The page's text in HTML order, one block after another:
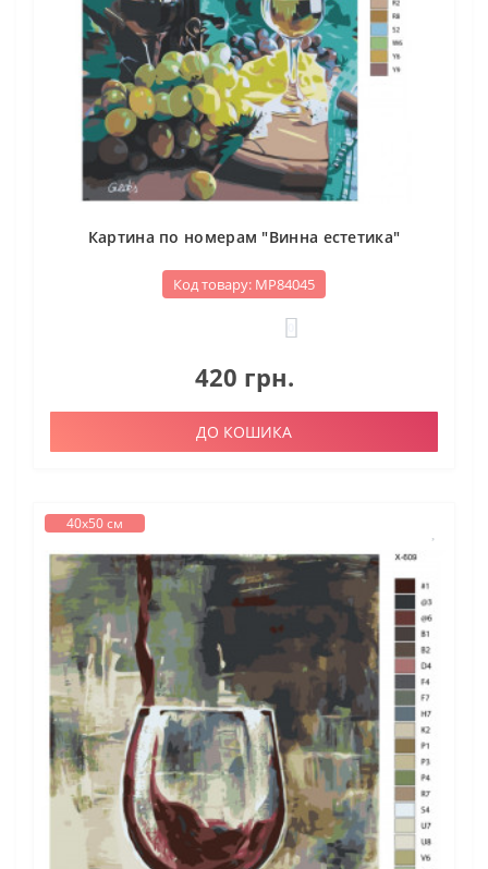
Картина по номерам "Винна естетика"
Код товару: МР84045
420 грн.
ДО КОШИКА
40х50 см